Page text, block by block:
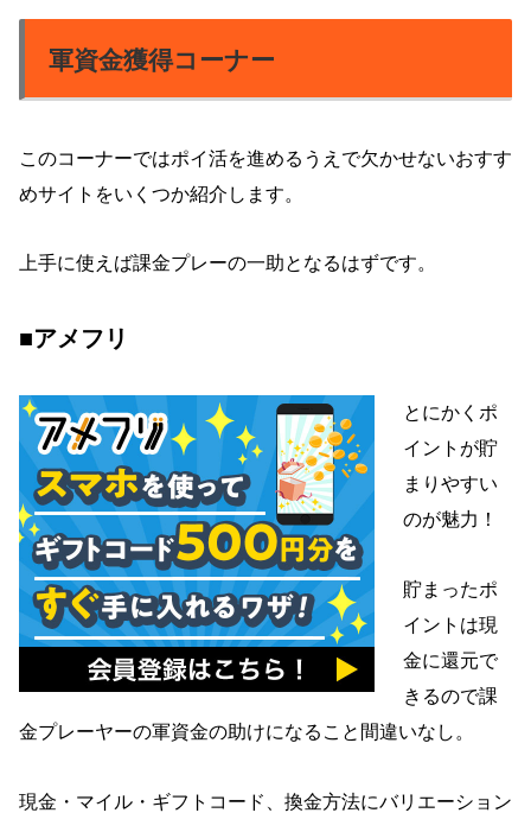
軍資金獲得コーナー
このコーナーではポイ活を進めるうえで欠かせないおすす
めサイトをいくつか紹介します。
上手に使えば課金プレーの一助となるはずです。
■アメフリ
とにかくポ
イントが貯
まりやすい
のが魅力！
貯まったポ
イントは現
金に還元で
きるので課
金プレーヤーの軍資金の助けになること間違いなし。
現金・マイル・ギフトコード、換金方法にバリエーション